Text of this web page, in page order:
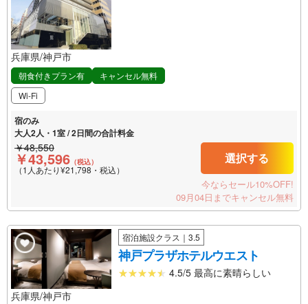
兵庫県/神戸市
朝食付きプラン有
キャンセル無料
Wi-Fi
宿のみ
大人2人・1室 / 2日間の合計料金
￥48,550
￥43,596 （税込）
（1人あたり¥21,798・税込）
選択する
今ならセール10%OFF!
09月04日までキャンセル無料
宿泊施設クラス｜3.5
神戸プラザホテルウエスト
4.5/5 最高に素晴らしい
兵庫県/神戸市